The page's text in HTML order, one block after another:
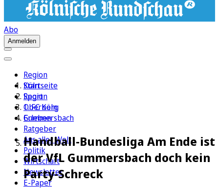
Abo
Anmelden
Region
Köln
Sport
1. FC Köln
Erleben
Ratgeber
Aus aller Welt
Politik
Wirtschaft
Newsletter
E-Paper
Startseite
Region
Oberberg
Gummersbach
Handball-Bundesliga Am Ende ist
der VfL Gummersbach doch kein
Party-Schreck